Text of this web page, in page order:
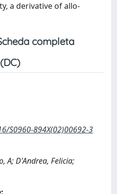
a derivative of allo-
completa
S0960-894X(02)00692-3
A; D'Andrea, Felicia;